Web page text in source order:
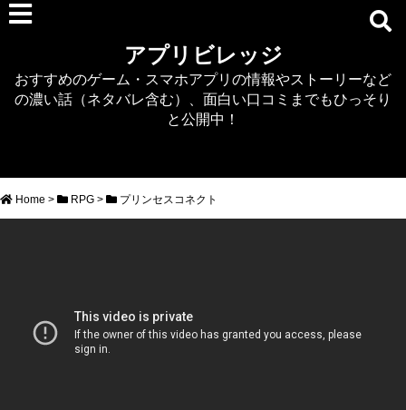
デタリキZ
アナザーエデン
DEAD OR ALIVE XVV
アプリビレッジ
おすすめのゲーム・スマホアプリの情報やストーリーなど
の濃い話（ネタバレ含む）、面白い口コミまでもひっそり
と公開中！
Home > RPG > プリンセスコネクト